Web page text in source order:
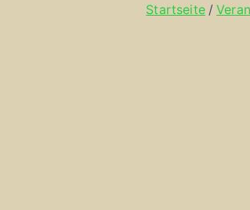
Startseite